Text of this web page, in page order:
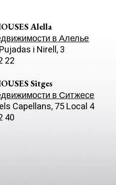
Alella
в Алелье
i Nirell, 3
22
Sitges
в Ситжесе
Capellans, 75 Local 4
40